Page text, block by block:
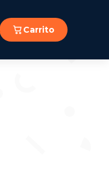
Carrito